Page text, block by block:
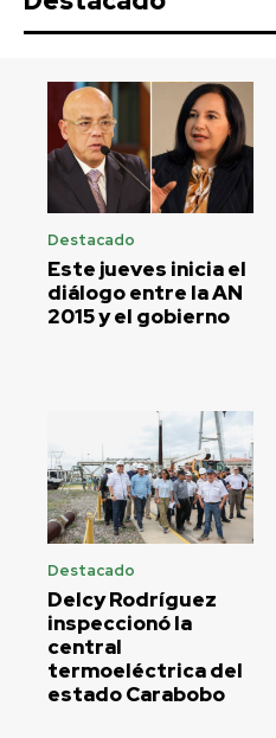
Destacado
Este jueves inicia el
diálogo entre la AN
2015 y el gobierno
Destacado
Delcy Rodríguez
inspeccionó la
central
termoeléctrica del
estado Carabobo